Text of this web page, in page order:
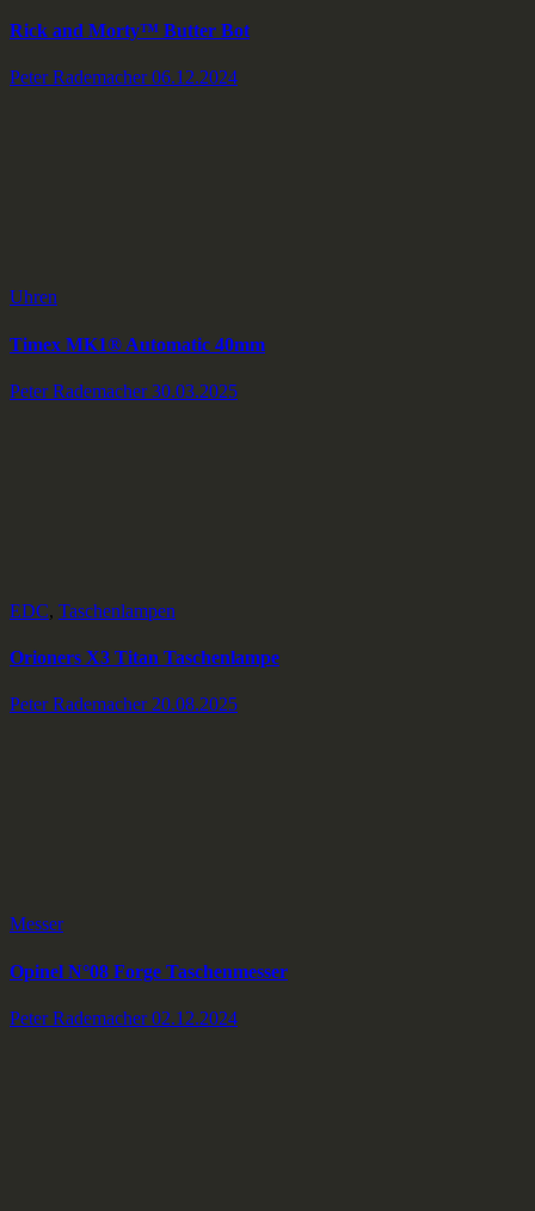
Rick and Morty™️ Butter Bot
Peter Rademacher 06.12.2024
Uhren
Timex MK1® Automatic 40mm
Peter Rademacher 30.03.2025
EDC, Taschenlampen
Orioners X3 Titan Taschenlampe
Peter Rademacher 20.08.2025
Messer
Opinel N°08 Forge Taschenmesser
Peter Rademacher 02.12.2024